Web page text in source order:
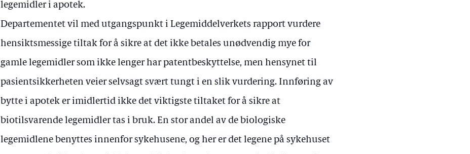
legemidler i apotek.
Departementet vil med utgangspunkt i Legemiddelverkets rapport vurdere
hensiktsmessige tiltak for å sikre at det ikke betales unødvendig mye for
gamle legemidler som ikke lenger har patentbeskyttelse, men hensynet til
pasientsikkerheten veier selvsagt svært tungt i en slik vurdering. Innføring av
bytte i apotek er imidlertid ikke det viktigste tiltaket for å sikre at
biotilsvarende legemidler tas i bruk. En stor andel av de biologiske
legemidlene benyttes innenfor sykehusene, og her er det legene på sykehuset